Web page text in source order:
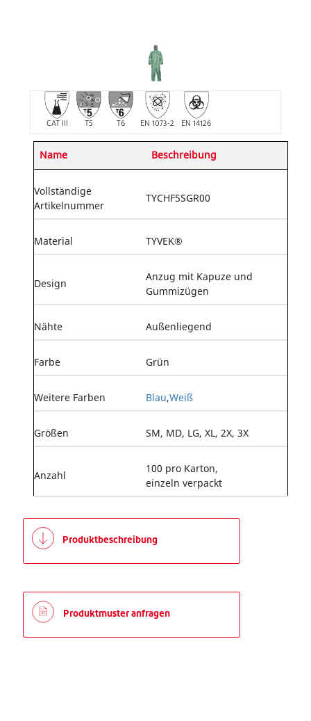
CAT III T5 T6 EN 1073-2 EN 14126
Name Beschreibung
Vollständige
Artikelnummer
TYCHF5SGR00
Material TYVEK®
Design
Anzug mit Kapuze und
Gummizügen
Nähte Außenliegend
Farbe Grün
Weitere Farben Blau,Weiß
Größen SM, MD, LG, XL, 2X, 3X
Anzahl
100 pro Karton,
einzeln verpackt
Produktbeschreibung
Produktmuster anfragen